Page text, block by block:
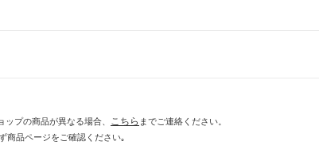
プの商品が異なる場合、 こちら までご連絡ください。
商品ページをご確認ください｡